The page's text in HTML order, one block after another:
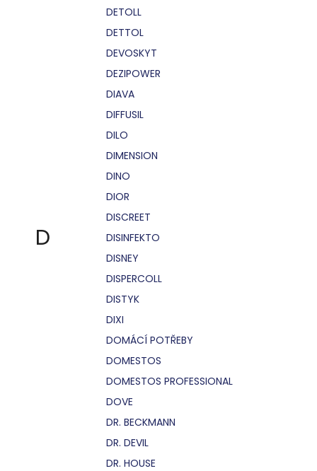
D
DETOLL
DETTOL
DEVOSKYT
DEZIPOWER
DIAVA
DIFFUSIL
DILO
DIMENSION
DINO
DIOR
DISCREET
DISINFEKTO
DISNEY
DISPERCOLL
DISTYK
DIXI
DOMÁCÍ POTŘEBY
DOMESTOS
DOMESTOS PROFESSIONAL
DOVE
DR. BECKMANN
DR. DEVIL
DR. HOUSE